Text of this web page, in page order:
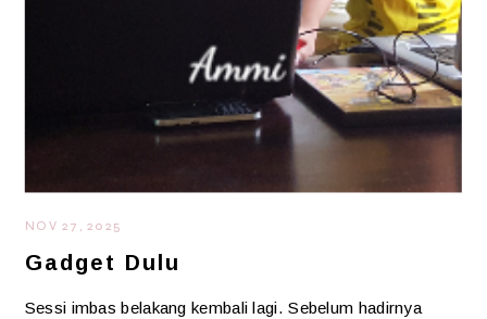
NOV 27, 2025
Gadget Dulu
Sessi imbas belakang kembali lagi. Sebelum hadirnya